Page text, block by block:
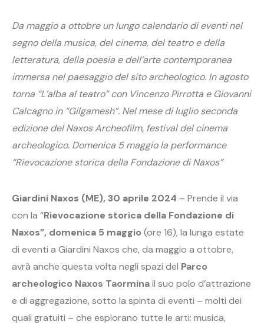
Da maggio a ottobre un lungo calendario di eventi nel
segno della musica, del cinema, del teatro e della
letteratura, della poesia e dell’arte contemporanea
immersa nel paesaggio del sito archeologico. In agosto
torna “L’alba al teatro” con Vincenzo Pirrotta e Giovanni
Calcagno in “Gilgamesh”. Nel mese di luglio seconda
edizione del Naxos Archeofilm, festival del cinema
archeologico. Domenica 5 maggio la performance
“Rievocazione storica della Fondazione di Naxos”
Giardini Naxos (ME), 30 aprile 2024 – Prende il via
con la “Rievocazione storica della Fondazione di
Naxos”, domenica 5 maggio (ore 16), la lunga estate
di eventi a Giardini Naxos che, da maggio a ottobre,
avrà anche questa volta negli spazi del Parco
archeologico Naxos Taorminail suo polo d’attrazione
e di aggregazione, sotto la spinta di eventi – molti dei
quali gratuiti – che esplorano tutte le arti: musica,